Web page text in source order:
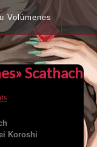
Volúmenes
Scathach
Koroshi